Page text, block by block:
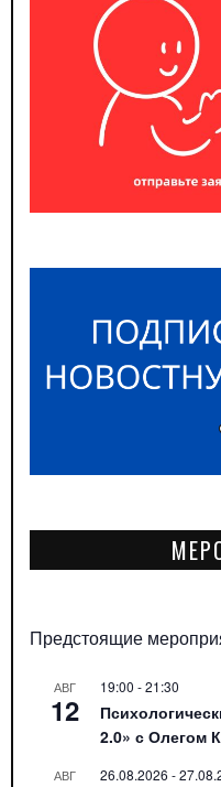
Предстоящие
АВГ
12
19:00 -21:30
2.0» с Олегом
АВГ 26.08.2026 -